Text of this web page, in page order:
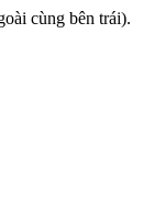
cùng bên trái).